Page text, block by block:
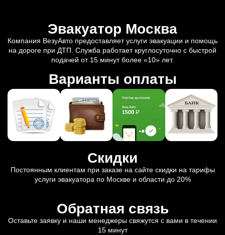
Эвакуатор Москва
Компания ВезуАвто предоставляет услуги эвакуации и помощь
на дороге при ДТП. Служба работает круглосуточно с быстрой
подачей от 15 минут более «10» лет.
Варианты оплаты
Скидки
Постоянным клиентам при заказе на сайте скидки на тарифы
услуги эвакуатора по Москве и области до 20%
Обратная связь
Оставьте заявку и наши менеджеры свяжутся с вами в течении
15 минут